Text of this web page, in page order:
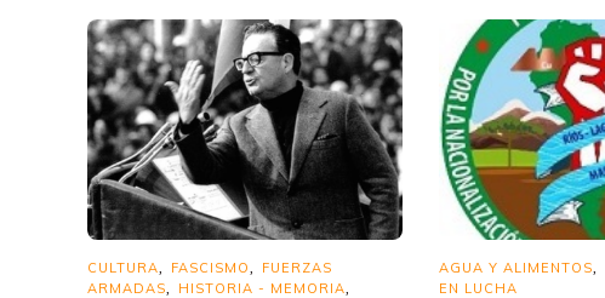
CULTURA FASCISMO
FUERZAS
ARMADAS
HISTORIA - MEMORIA
AGUA Y ALIMENTOS
EN LUCHA